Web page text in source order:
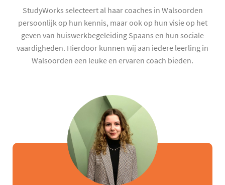
StudyWorks selecteert al haar coaches in Walsoorden
persoonlijk op hun kennis, maar ook op hun visie op het
geven van huiswerkbegeleiding Spaans en hun sociale
vaardigheden. Hierdoor kunnen wij aan iedere leerling in
Walsoorden een leuke en ervaren coach bieden.